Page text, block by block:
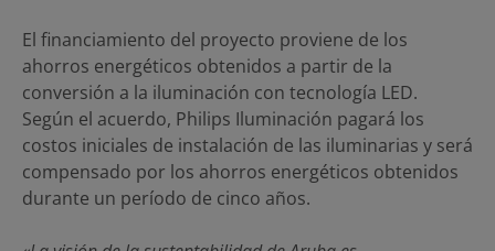
El financiamiento del proyecto proviene de los
ahorros energéticos obtenidos a partir de la
conversión a la iluminación con tecnología LED.
Según el acuerdo, Philips Iluminación pagará los
costos iniciales de instalación de las iluminarias y será
compensado por los ahorros energéticos obtenidos
durante un período de cinco años.